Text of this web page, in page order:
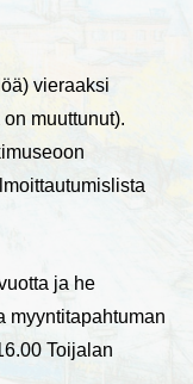
vieraaksi
muuttunut).
ja he
myyntitapahtuman
Toijalan